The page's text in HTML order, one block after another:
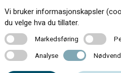
Kontakt oss
Vi bruker informasjonskapsler
du velge hva du tillater.
MarkedsføringMarkedsføring
Analyse Analyse Nødvendig